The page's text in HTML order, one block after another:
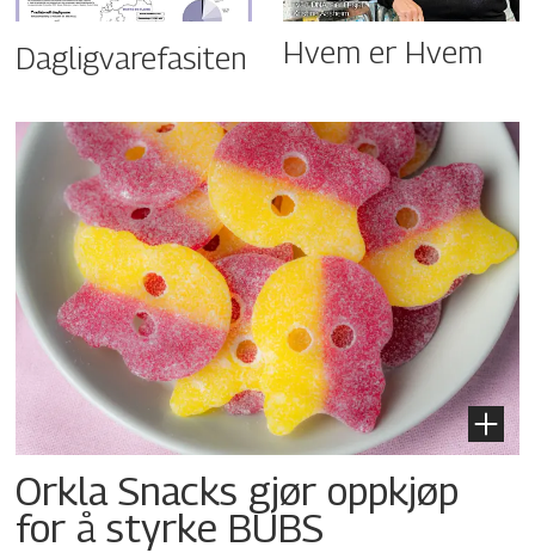
Dagligvarefasiten Hvem er Hvem
Orkla Snacks gjør oppkjøp
for å styrke BUBS